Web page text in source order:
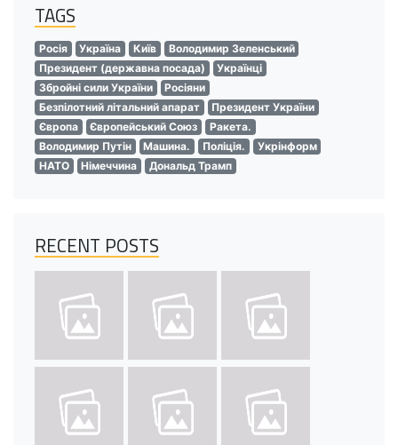
TAGS
Росія Україна Київ
Володимир Зеленський
Президент (державна посада)
Українці
Збройні сили України
Росіяни
Безпілотний літальний апарат
Президент України
Європа
Європейський Союз
Ракета.
Володимир Путін
Машина. Поліція.
Укрінформ
НАТО
Німеччина Дональд Трамп
RECENT POSTS